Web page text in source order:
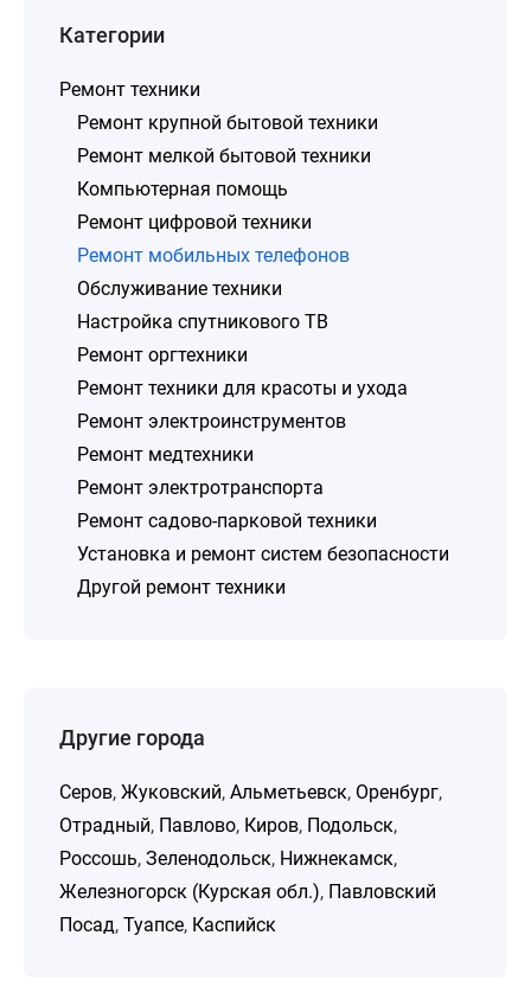
Категории
Ремонт техники
Ремонт крупной бытовой техники
Ремонт мелкой бытовой техники
Компьютерная помощь
Ремонт цифровой техники
Ремонт мобильных телефонов
Обслуживание техники
Настройка спутникового ТВ
Ремонт оргтехники
Ремонт техники для красоты и ухода
Ремонт электроинструментов
Ремонт медтехники
Ремонт электротранспорта
Ремонт садово-парковой техники
Установка и ремонт систем безопасности
Другой ремонт техники
Другие города
Серов, Жуковский, Альметьевск, Оренбург,
Отрадный, Павлово, Киров, Подольск,
Россошь, Зеленодольск, Нижнекамск,
Железногорск (Курская обл.), Павловский
Посад, Туапсе, Каспийск